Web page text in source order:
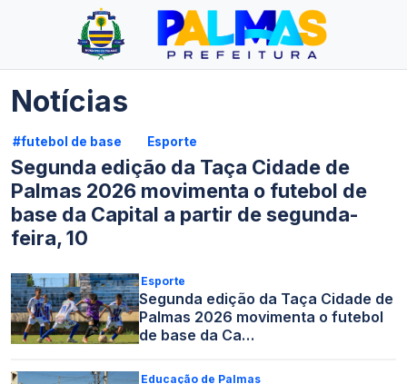
Notícias
#futebol de base Esporte
Segunda edição da Taça Cidade de
Palmas 2026 movimenta o futebol de
base da Capital a partir de segunda-
feira, 10
Esporte
Segunda edição da Taça Cidade de
Palmas 2026 movimenta o futebol
de base da Ca…
Educação de Palmas